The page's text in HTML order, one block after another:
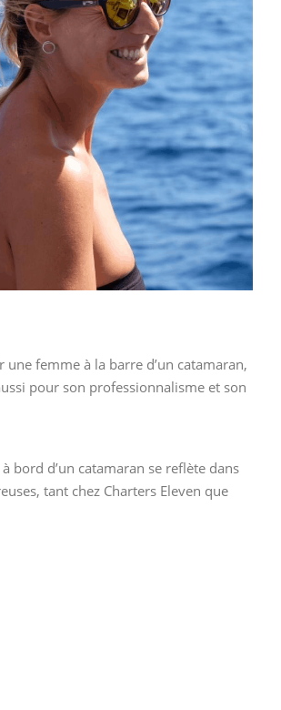
femme à la barre d’un catamaran,
pour son professionnalisme et son
bord d’un catamaran se reflète dans
tant chez Charters Eleven que